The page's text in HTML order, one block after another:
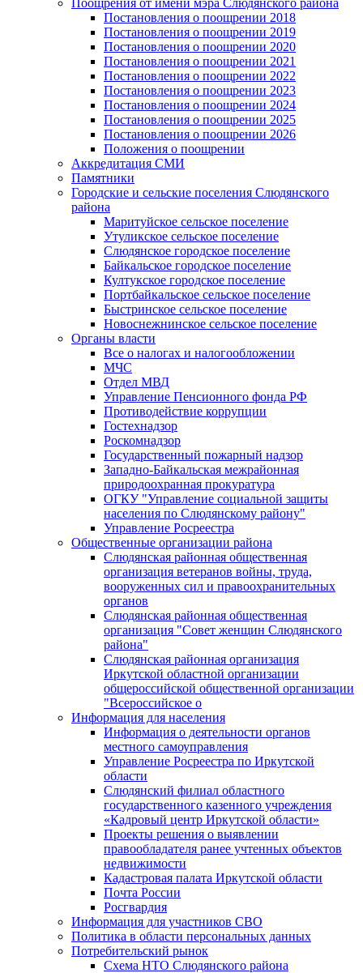
Поощрения от имени мэра Слюдянского района
Постановления о поощрении 2018
Постановления о поощрении 2019
Постановления о поощрении 2020
Постановления о поощрении 2021
Постановления о поощрении 2022
Постановления о поощрении 2023
Постановления о поощрении 2024
Постановления о поощрении 2025
Постановления о поощрении 2026
Положения о поощрении
Аккредитация СМИ
Памятники
Городские и сельские поселения Слюдянского
района
Маритуйское сельское поселение
Утуликское сельское поселение
Слюдянское городское поселение
Байкальское городское поселение
Култукское городское поселение
Портбайкальское сельское поселение
Быстринское сельское поселение
Новоснежнинское сельское поселение
Органы власти
Все о налогах и налогообложении
МЧС
Отдел МВД
Управление Пенсионного фонда РФ
Противодействие коррупции
Гостехнадзор
Роскомнадзор
Государственный пожарный надзор
Западно-Байкальская межрайонная
природоохранная прокуратура
ОГКУ "Управление социальной защиты
населения по Слюдянскому району"
Управление Росреестра
Общественные организации района
Слюдянская районная общественная
организация ветеранов войны, труда,
вооруженных сил и правоохранительных
органов
Слюдянская районная общественная
организация "Совет женщин Слюдянского
района"
Слюдянская районная организация
Иркутской областной организации
общероссийской общественной организации
"Всероссийское о
Информация для населения
Информация о деятельности органов
местного самоуправления
Управление Росреестра по Иркутской
области
Слюдянский филиал областного
государственного казенного учреждения
«Кадровый центр Иркутской области»
Проекты решения о выявлении
правообладателя ранее учтенных объектов
недвижимости
Кадастровая палата Иркутской области
Почта России
Росгвардия
Информация для участников СВО
Политика в области персональных данных
Потребительский рынок
Схема НТО Слюдянского района